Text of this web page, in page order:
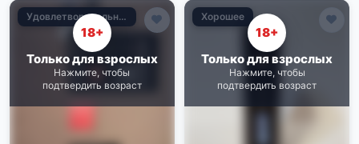
Удовлетворительное
18+
Только для взрослых
Нажмите, чтобы
подтвердить возраст
Хорошее
18+
Только для взрослых
Нажмите, чтобы
подтвердить возраст